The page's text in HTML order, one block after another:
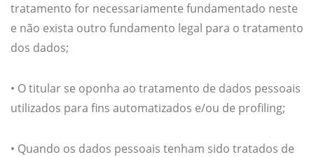
tratamento for necessariamente fundamentado neste
e não exista outro fundamento legal para o tratamento
dos dados;
• O titular se oponha ao tratamento de dados pessoais
utilizados para fins automatizados e/ou de profiling;
• Quando os dados pessoais tenham sido tratados de